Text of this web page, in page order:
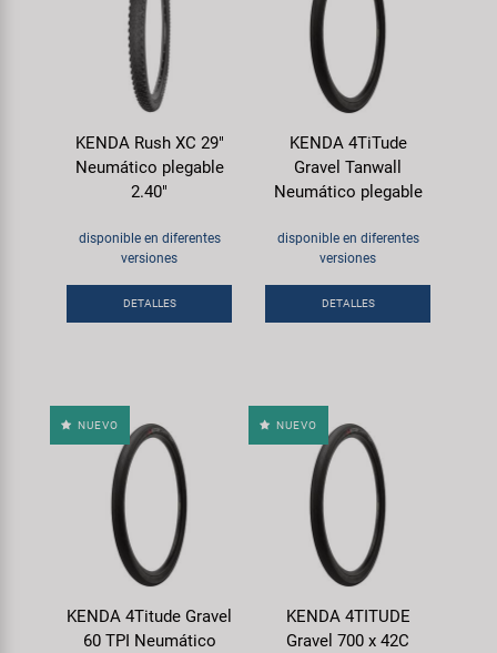
KENDA Rush XC 29"
Neumático plegable
2.40"
disponible en diferentes
versiones
DETALLES
KENDA 4TiTude
Gravel Tanwall
Neumático plegable
disponible en diferentes
versiones
DETALLES
NUEVO
KENDA 4Titude Gravel
60 TPI Neumático
NUEVO
KENDA 4TITUDE
Gravel 700 x 42C